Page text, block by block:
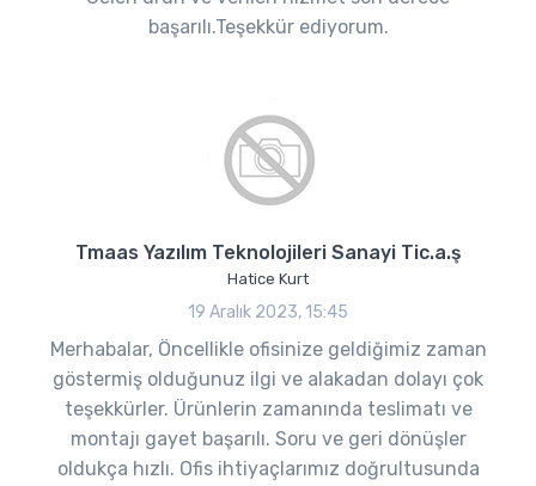
başarılı.Teşekkür ediyorum.
Tmaas Yazılım Teknolojileri Sanayi Tic.a.ş
Hatice Kurt
19 Aralık 2023, 15:45
Merhabalar, Öncellikle ofisinize geldiğimiz zaman
göstermiş olduğunuz ilgi ve alakadan dolayı çok
teşekkürler. Ürünlerin zamanında teslimatı ve
montajı gayet başarılı. Soru ve geri dönüşler
oldukça hızlı. Ofis ihtiyaçlarımız doğrultusunda